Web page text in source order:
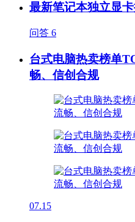
最新笔记本独立显
问答 6
台式电脑热卖榜单
畅、信创合规
07.15